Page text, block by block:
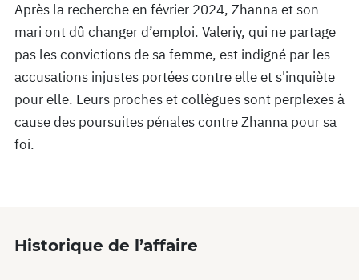
Après la recherche en février 2024, Zhanna et son
mari ont dû changer d’emploi. Valeriy, qui ne partage
pas les convictions de sa femme, est indigné par les
accusations injustes portées contre elle et s'inquiète
pour elle. Leurs proches et collègues sont perplexes à
cause des poursuites pénales contre Zhanna pour sa
foi.
Historique de l’affaire